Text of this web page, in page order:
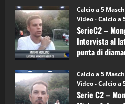
6)
–
Intervista
a
mister
Arturo
Carciotto
(Mongiuffi
Calcio a 5
Video - Calcio a
SerieC2 –
Intervista al
punta di
Calcio a 5
Video - Calcio a
Serie C2 –
4
“SportEmpire”
(Martedi 14
15/04/2026
5
(Martedi 07
08/04/2026